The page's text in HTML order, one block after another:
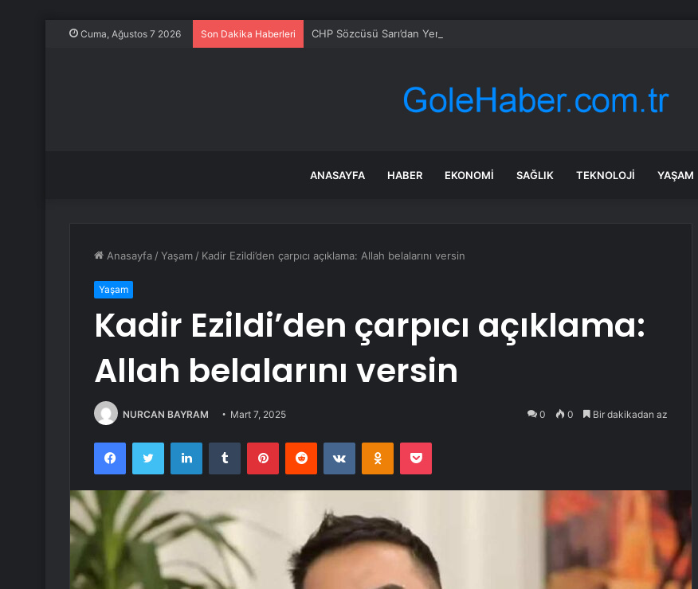
Cuma, Ağustos 7 2026 Son Dakika Haberleri CHP Sözcüsü Sarı’dan Yeni Parti Açıklamasına Tepki: Bu Arkadaşlarımız Koltukçu
ANASAYFA HABER EKONOMI SAĞLIK TEKNOLOJI YAŞAM
Anasayfa /Yaşam / Kadir Ezildi’den çarpıcı açıklama: Allah belalarını versin
Yaşam
Kadir Ezildi’den çarpıcı açıklama:
Allah belalarını versin
NURCAN BAYRAM Mart 7, 2025 0 0 Bir dakikadan az
FacebookTwitter LinkedInTumblr PinterestReddit VKontakteOdnoklassniki
Pocket